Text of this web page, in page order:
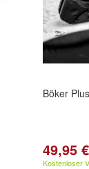
Böker
49,95 €
Kostenloser